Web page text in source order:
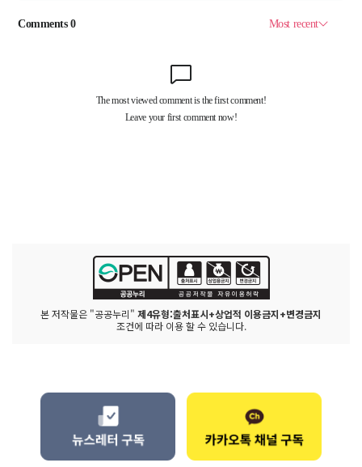
본 저작물은 "공공누리" 제4유형:출처표시+상업적 이용금지+변경금지
조건에 따라 이용 할 수 있습니다.